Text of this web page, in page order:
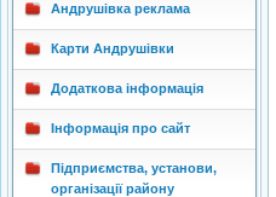
Андрушівка реклама
Карти Андрушівки
Додаткова інформація
Інформація про сайт
Підприємства, установи,
організації району